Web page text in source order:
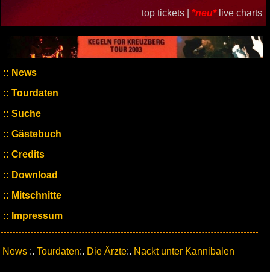
top tickets | *neu* live charts
News
Tourdaten
Suche
Gästebuch
Credits
Download
Mitschnitte
Impressum
News :. Tourdaten:. Die Ärzte:. Nackt unter Kannibalen